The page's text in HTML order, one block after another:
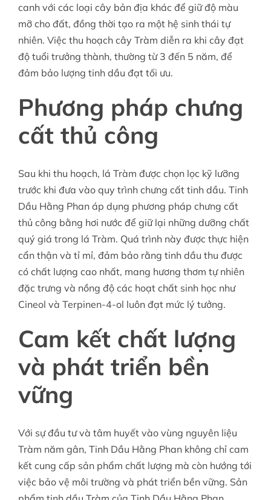
canh với các loại cây bản địa khác để giữ độ màu
mỡ cho đất, đồng thời tạo ra một hệ sinh thái tự
nhiên. Việc thu hoạch cây Tràm diễn ra khi cây đạt
độ tuổi trưởng thành, thường từ 3 đến 5 năm, để
đảm bảo lượng tinh dầu đạt tối ưu.
Phương pháp chưng
cất thủ công
Sau khi thu hoạch, lá Tràm được chọn lọc kỹ lưỡng
trước khi đưa vào quy trình chưng cất tinh dầu. Tinh
Dầu Hằng Phan áp dụng phương pháp chưng cất
thủ công bằng hơi nước để giữ lại những dưỡng chất
quý giá trong lá Tràm. Quá trình này được thực hiện
cẩn thận và tỉ mỉ, đảm bảo rằng tinh dầu thu được
có chất lượng cao nhất, mang hương thơm tự nhiên
đặc trưng và nồng độ các hoạt chất sinh học như
Cineol và Terpinen-4-ol luôn đạt mức lý tưởng.
Cam kết chất lượng
và phát triển bền
vững
Với sự đầu tư và tâm huyết vào vùng nguyên liệu
Tràm năm gân, Tinh Dầu Hằng Phan không chỉ cam
kết cung cấp sản phẩm chất lượng mà còn hướng tới
việc bảo vệ môi trường và phát triển bền vững. Sản